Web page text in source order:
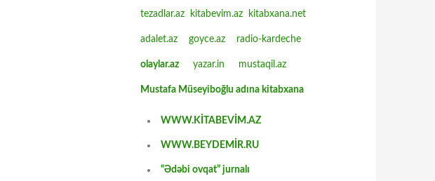
tezadlar.az kitabevim.az kitabxana.net
adalet.az goyce.az radio-kardeche
olaylar.az yazar.in mustaqil.az
Mustafa Müseyiboğlu adına kitabxana
WWW.KİTABEVİM.AZ
WWW.BEYDEMİR.RU
“Ədəbi ovqat” jurnalı